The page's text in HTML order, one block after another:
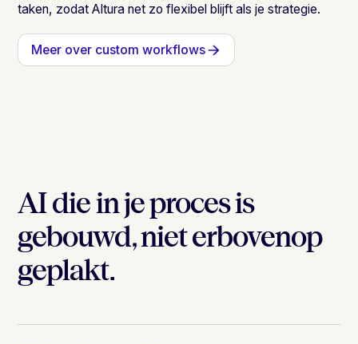
taken, zodat Altura net zo flexibel blijft als je strategie.
Meer over custom workflows
AI die in je proces is
gebouwd, niet erbovenop
geplakt.